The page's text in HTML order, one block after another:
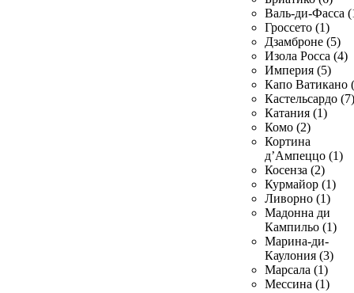
Валь-ди-Фасса
Гроссето (1)
Дзамброне (5)
Изола Росса (4)
Империя (5)
Капо Ватикано
Кастельсардо (7)
Катания (1)
Комо (2)
Кортина
д’Ампеццо (1)
Косенза (2)
Курмайор (1)
Ливорно (1)
Мадонна ди
Кампильо (1)
Марина-ди-
Каулония (3)
Марсала (1)
Мессина (1)